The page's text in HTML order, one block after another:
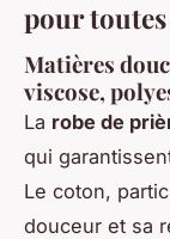
pour
Matières
viscose,
La robe de
qui
Le coton,
douceur et sa